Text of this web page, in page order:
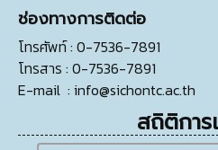
ช่องทางการติดต่อ
โทรศัพท์: 0-7536-7891
โทรสาร : 0-7536-7891
E-mail : info@sichontc.ac.th
สถิติการ